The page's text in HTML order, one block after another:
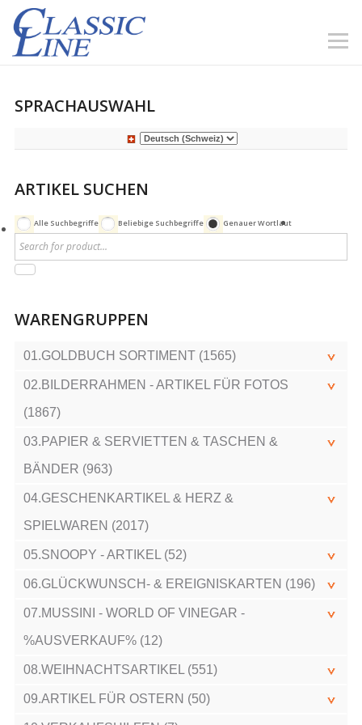
SPRACHAUSWAHL
ARTIKEL SUCHEN
Alle Suchbegriffe Beliebige Suchbegriffe Genauer Wortlaut
WARENGRUPPEN
01.GOLDBUCH SORTIMENT (1565)
02.BILDERRAHMEN - ARTIKEL FÜR FOTOS
(1867)
03.PAPIER & SERVIETTEN & TASCHEN &
BÄNDER (963)
04.GESCHENKARTIKEL & HERZ &
SPIELWAREN (2017)
05.SNOOPY - ARTIKEL (52)
06.GLÜCKWUNSCH- & EREIGNISKARTEN (196)
07.MUSSINI - WORLD OF VINEGAR -
%AUSVERKAUF% (12)
08.WEIHNACHTSARTIKEL (551)
09.ARTIKEL FÜR OSTERN (50)